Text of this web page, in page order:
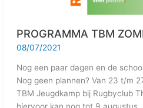
PROGRAMMA TBM
08/07/2021
Nog een paar dagen en de
Nog geen plannen? Van 23 t/m
TBM Jeugdkamp bij Rugbyclub